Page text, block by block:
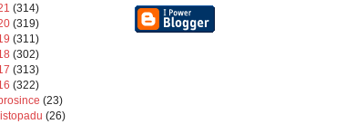
(314)
(319)
(311)
(302)
(313)
(322)
(23)
listopadu (26)